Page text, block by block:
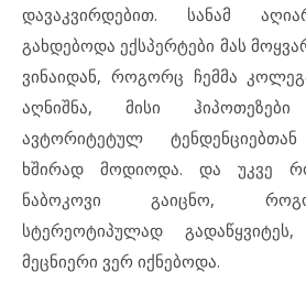
დავაკვირდებით. სანამ
გახდებოდა ექსპერტები მას
ვინაიდან, როგორც ჩემმა
აღნიშნა, მისი
ავტორიტეტულ ტენდენციებთან
ხშირად მოდიოდა. და უკვე
ნაბოკოვი გაიცნო,
სტერეოტიპულად
მეცნიერი ვერ იქნებოდა.